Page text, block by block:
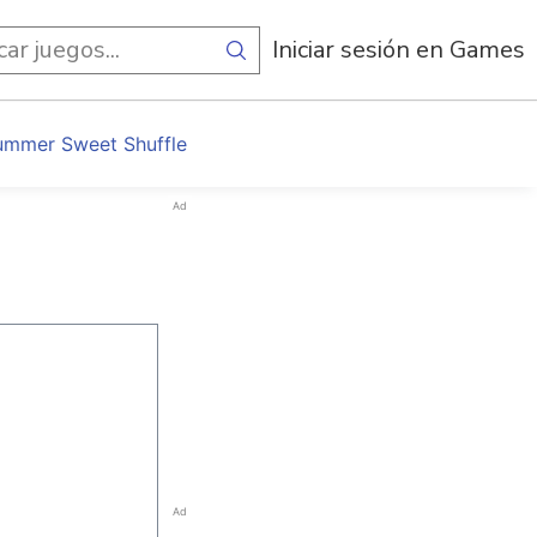
Iniciar sesión en Games
Sweet Shuffle
Ad
Ad